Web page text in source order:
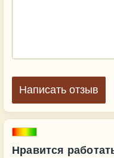
Нравится
Написать отзыв